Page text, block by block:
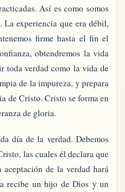
Así es como somos
La experiencia que era débil,
firme hasta el fin el
obtendremos la vida
toda verdad como la vida de
de la impureza, y prepara
de Cristo. Cristo se forma en
de gloria.
día de la verdad. Debemos
las cuales él declara que
de la verdad hará
recibe un hijo de Dios y un